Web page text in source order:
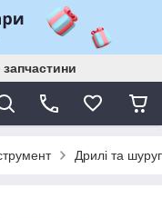
Дрилі та